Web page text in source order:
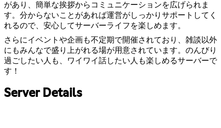
があり、簡単な挨拶からコミュニケーションを広げられま
す。分からないことがあれば運営がしっかりサポートしてく
れるので、安心してサーバーライフを楽しめます。
さらにイベントや企画も不定期で開催されており、雑談以外
にもみんなで盛り上がれる場が用意されています。のんびり
過ごしたい人も、ワイワイ話したい人も楽しめるサーバーで
す！
Server Details